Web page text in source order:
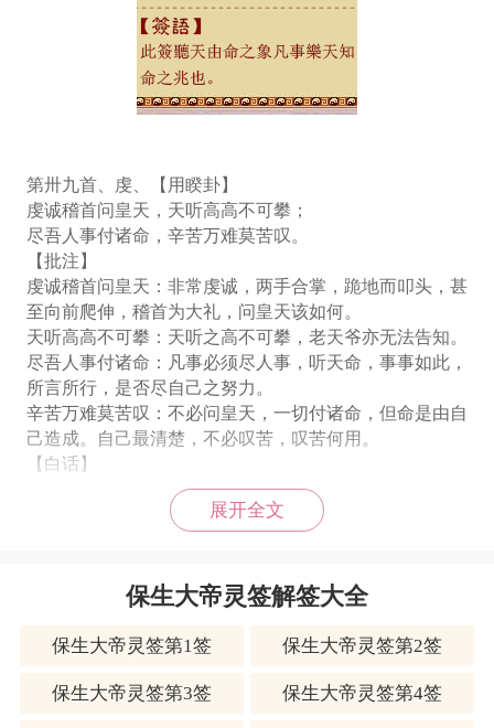
第卅九首、虔、【用睽卦】
虔诚稽首问皇天，天听高高不可攀；
尽吾人事付诸命，辛苦万难莫苦叹。
【批注】
虔诚稽首问皇天：非常虔诚，两手合掌，跪地而叩头，甚
至向前爬伸，稽首为大礼，问皇天该如何。
天听高高不可攀：天听之高不可攀，老天爷亦无法告知。
尽吾人事付诸命：凡事必须尽人事，听天命，事事如此，
所言所行，是否尽自己之努力。
辛苦万难莫苦叹：不必问皇天，一切付诸命，但命是由自
己造成。自己最清楚，不必叹苦，叹苦何用。
【白话】
以万分恭敬的心，向老天爷顿首叩头三问讯，高耸的天阶
遥不可及，无法爬上去的。只要尽心尽力去努力，成败就
保生大帝灵签第39签解签
守旧安然、叩问神仙。直待时来、事亦偶然。旅行见喜、
展开全文
保生大帝灵签解签大全
保生大帝灵签第1签 保生大帝灵签第2签
保生大帝灵签第3签 保生大帝灵签第4签